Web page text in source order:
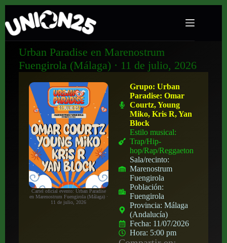
Urban Paradise en Marenostrum
Fuengirola (Málaga) · 11 de julio, 2026
Cartel oficial evento: Urban Paradise
en Marenostrum Fuengirola (Málaga) ·
11 de julio, 2026
Grupo:Urban
Paradise: Omar
Courtz, Young
Miko, Kris R, Yan
Block
Estilo musical:
Trap/Hip-
hop/Rap/Reggaeton
Sala/recinto:
Marenostrum
Fuengirola
Población:
Fuengirola
Provincia:Málaga
(Andalucía)
Fecha: 11/07/2026
Hora: 5:00 pm